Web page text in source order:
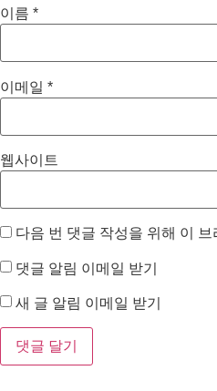
이름 *
이메일 *
웹사이트
다음 번 댓글 작성을 위해 이
댓글 알림 이메일 받기
새 글 알림 이메일 받기